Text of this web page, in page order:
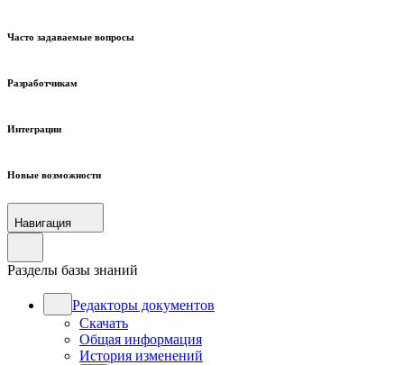
Часто задаваемые вопросы
Разработчикам
Интеграции
Новые возможности
Навигация
Разделы базы знаний
Редакторы документов
Скачать
Общая информация
История изменений